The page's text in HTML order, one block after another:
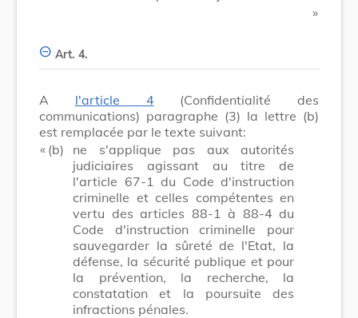
​ »
Art. 4.
A l'article 4 (Confidentialité des
communications) paragraphe (3) la lettre (b)
est remplacée par le texte suivant:
​ « (b)
ne s'applique pas aux autorités
judiciaires agissant au titre de
l'article 67-1 du Code d'instruction
criminelle et celles compétentes en
vertu des articles 88-1 à 88-4 du
Code d'instruction criminelle pour
sauvegarder la sûreté de l'Etat, la
défense, la sécurité publique et pour
la prévention, la recherche, la
constatation et la poursuite des
infractions pénales.